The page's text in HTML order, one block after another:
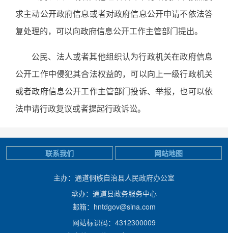
求主动公开政府信息或者对政府信息公开申请不依法答
复处理的，可以向政府信息公开工作主管部门提出。
公民、法人或者其他组织认为行政机关在政府信息
公开工作中侵犯其合法权益的，可以向上一级行政机关
或者政府信息公开工作主管部门投诉、举报，也可以依
法申请行政复议或者提起行政诉讼。
主办：通道侗族自治县人民政府办公室
承办：通道县政务服务中心
邮箱：hntdgov@sina.com
网站标识码：4312300009
联系我们 网站地图